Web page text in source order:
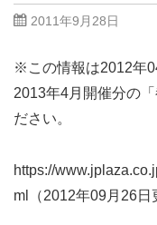
2011年9月28日
※この情報は2012年
2013年4月開催分の
ださい。
https://
ml（2012年09月26日